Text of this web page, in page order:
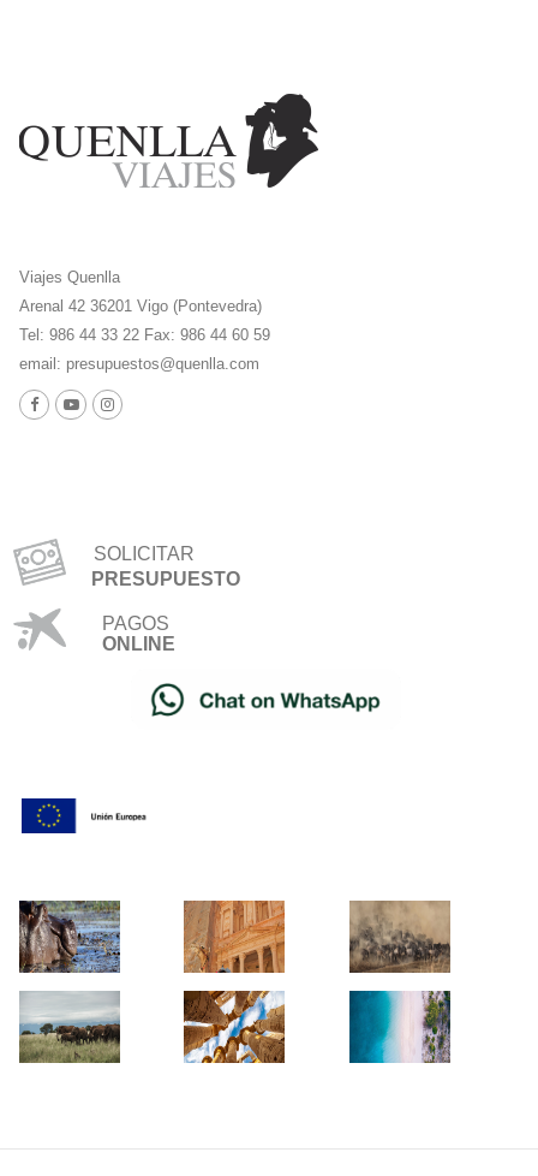
Viajes Quenlla
Arenal 42 36201 Vigo (Pontevedra)
Tel: 986 44 33 22 Fax: 986 44 60 59
email: presupuestos@quenlla.com
SOLICITAR
PRESUPUESTO
PAGOS
ONLINE